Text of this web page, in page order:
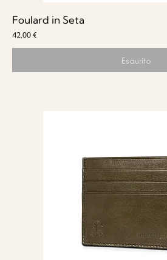
Foulard in Seta
Prezzo
42,00 €
Esaurito